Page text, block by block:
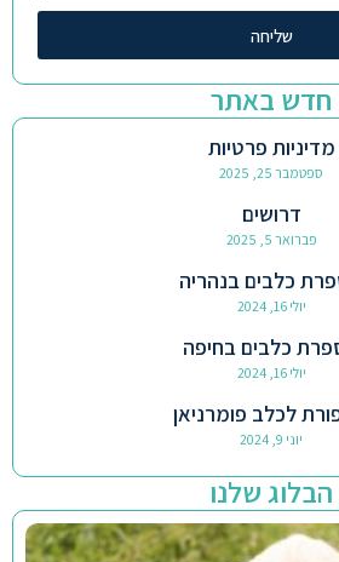
שליחה
חדש באתר
מדיניות פרטיות
ספטמבר 25, 2025
דרושים
פברואר 5, 2025
כלבים בנהריה
יולי 16, 2024
כלבים בחיפה
יולי 16, 2024
לכלב פומרניאן
יוני 9, 2024
הבלוג שלנו